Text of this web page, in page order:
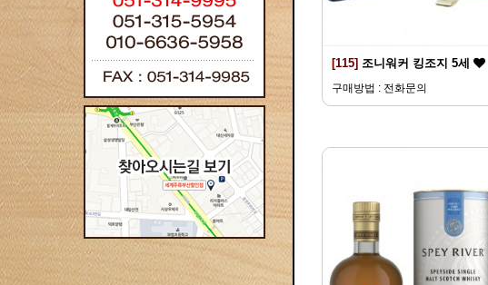
[115] 조니워커 킹조지 5세
구매방법 : 전화문의